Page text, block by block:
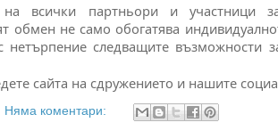
всички партньори и участници
обмен не само обогатява
следващите възможности
сайта на сдружението и нашите
Няма коментари: